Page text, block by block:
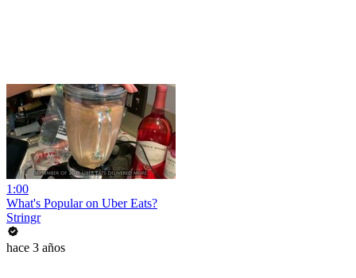
1:00
What's Popular on Uber Eats?
Stringr
hace 3 años